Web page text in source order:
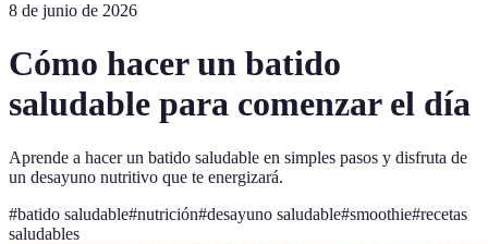
8 de junio de 2026
Cómo hacer un batido
saludable para comenzar el día
Aprende a hacer un batido saludable en simples pasos y disfruta de
un desayuno nutritivo que te energizará.
#batido saludable#nutrición#desayuno saludable#smoothie#recetas
saludables